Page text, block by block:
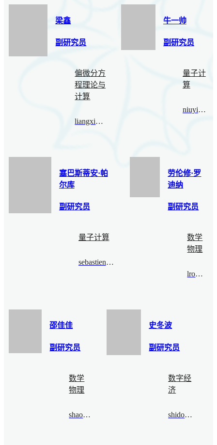
梁鑫
副研究员
偏微分方
程理论与
计算
liangxin@bimsa.cn
牛一帅
副研究员
量子计
算
niuyishuai@bimsa.cn
塞巴斯蒂安·帕
尔库
副研究员
量子计算
sebastienpalcoux@bimsa.cn
劳伦修·罗
迪纳
副研究员
数学
物理
lrodina@bimsa.cn
邵佳佳
副研究员
数学
物理
shaojiajia@bimsa.cn
史冬波
副研究员
数字经
济
shidongbo@bimsa.cn